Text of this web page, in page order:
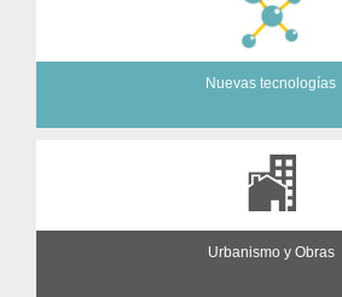
Nuevas tecnologías
Urbanismo y Obras